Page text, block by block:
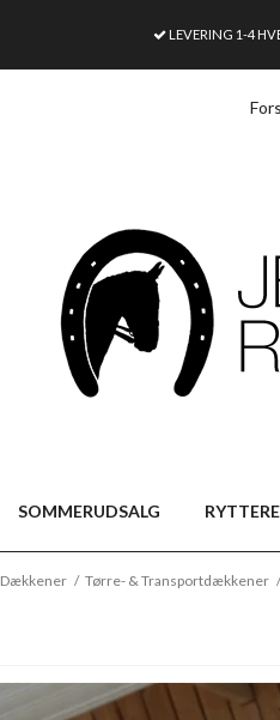
LEVERING 1-4
SOMMERUDSALG
Dækkener / Tørre- & Transportdækkener